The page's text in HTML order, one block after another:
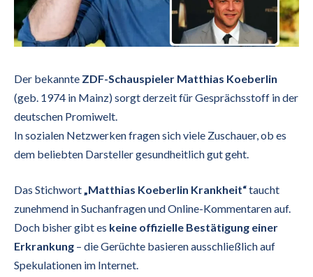
Der bekannte ZDF-Schauspieler Matthias Koeberlin
(geb. 1974 in Mainz) sorgt derzeit für Gesprächsstoff in der
deutschen Promiwelt.
In sozialen Netzwerken fragen sich viele Zuschauer, ob es
dem beliebten Darsteller gesundheitlich gut geht.
Das Stichwort„Matthias Koeberlin Krankheit“taucht
zunehmend in Suchanfragen und Online-Kommentaren auf.
Doch bisher gibt es keine offizielle Bestätigung einer
Erkrankung – die Gerüchte basieren ausschließlich auf
Spekulationen im Internet.